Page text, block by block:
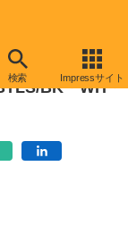
検索 Impressサイト
BK・WH・